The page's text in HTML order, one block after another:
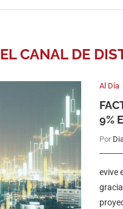
EL CANAL DE
Al Día
9%
Por
evive